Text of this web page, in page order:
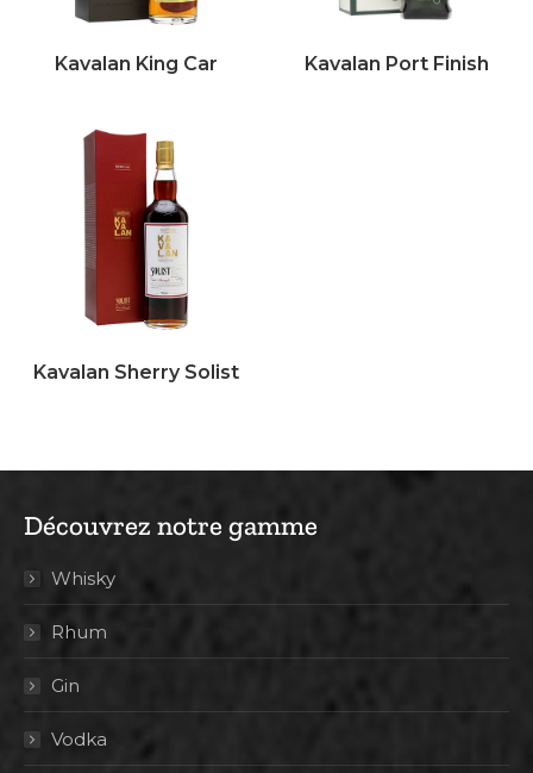
Kavalan King Car Kavalan Port Finish
Kavalan Sherry Solist
Découvrez notre gamme
Whisky
Rhum
Gin
Vodka